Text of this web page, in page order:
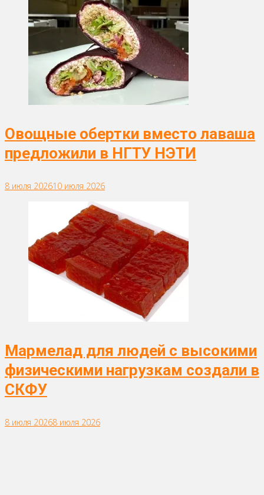
Овощные обертки вместо лаваша
предложили в НГТУ НЭТИ
8 июля 202610 июля 2026
Мармелад для людей с высокими
физическими нагрузкам создали в
СКФУ
8 июля 20268 июля 2026